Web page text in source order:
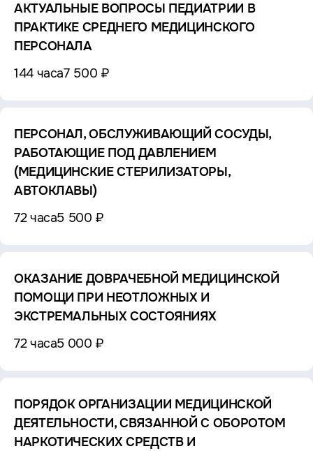
АКТУАЛЬНЫЕ ВОПРОСЫ ПЕДИАТРИИ В
ПРАКТИКЕ СРЕДНЕГО МЕДИЦИНСКОГО
ПЕРСОНАЛА
144 часа7 500 ₽
ПЕРСОНАЛ, ОБСЛУЖИВАЮЩИЙ СОСУДЫ,
РАБОТАЮЩИЕ ПОД ДАВЛЕНИЕМ
(МЕДИЦИНСКИЕ СТЕРИЛИЗАТОРЫ,
АВТОКЛАВЫ)
72 часа5 500 ₽
ОКАЗАНИЕ ДОВРАЧЕБНОЙ МЕДИЦИНСКОЙ
ПОМОЩИ ПРИ НЕОТЛОЖНЫХ И
ЭКСТРЕМАЛЬНЫХ СОСТОЯНИЯХ
72 часа5 000 ₽
ПОРЯДОК ОРГАНИЗАЦИИ МЕДИЦИНСКОЙ
ДЕЯТЕЛЬНОСТИ, СВЯЗАННОЙ С ОБОРОТОМ
НАРКОТИЧЕСКИХ СРЕДСТВ И